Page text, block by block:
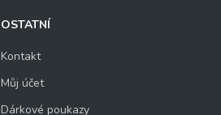
OSTATNÍ
Kontakt
Můj účet
Dárkové poukazy